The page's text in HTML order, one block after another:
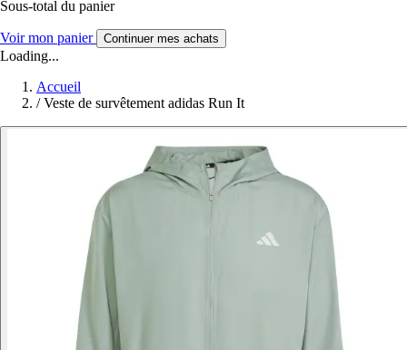
Sous-total du panier
Voir mon panier Continuer mes achats
Loading...
Accueil
/ Veste de survêtement adidas Run It